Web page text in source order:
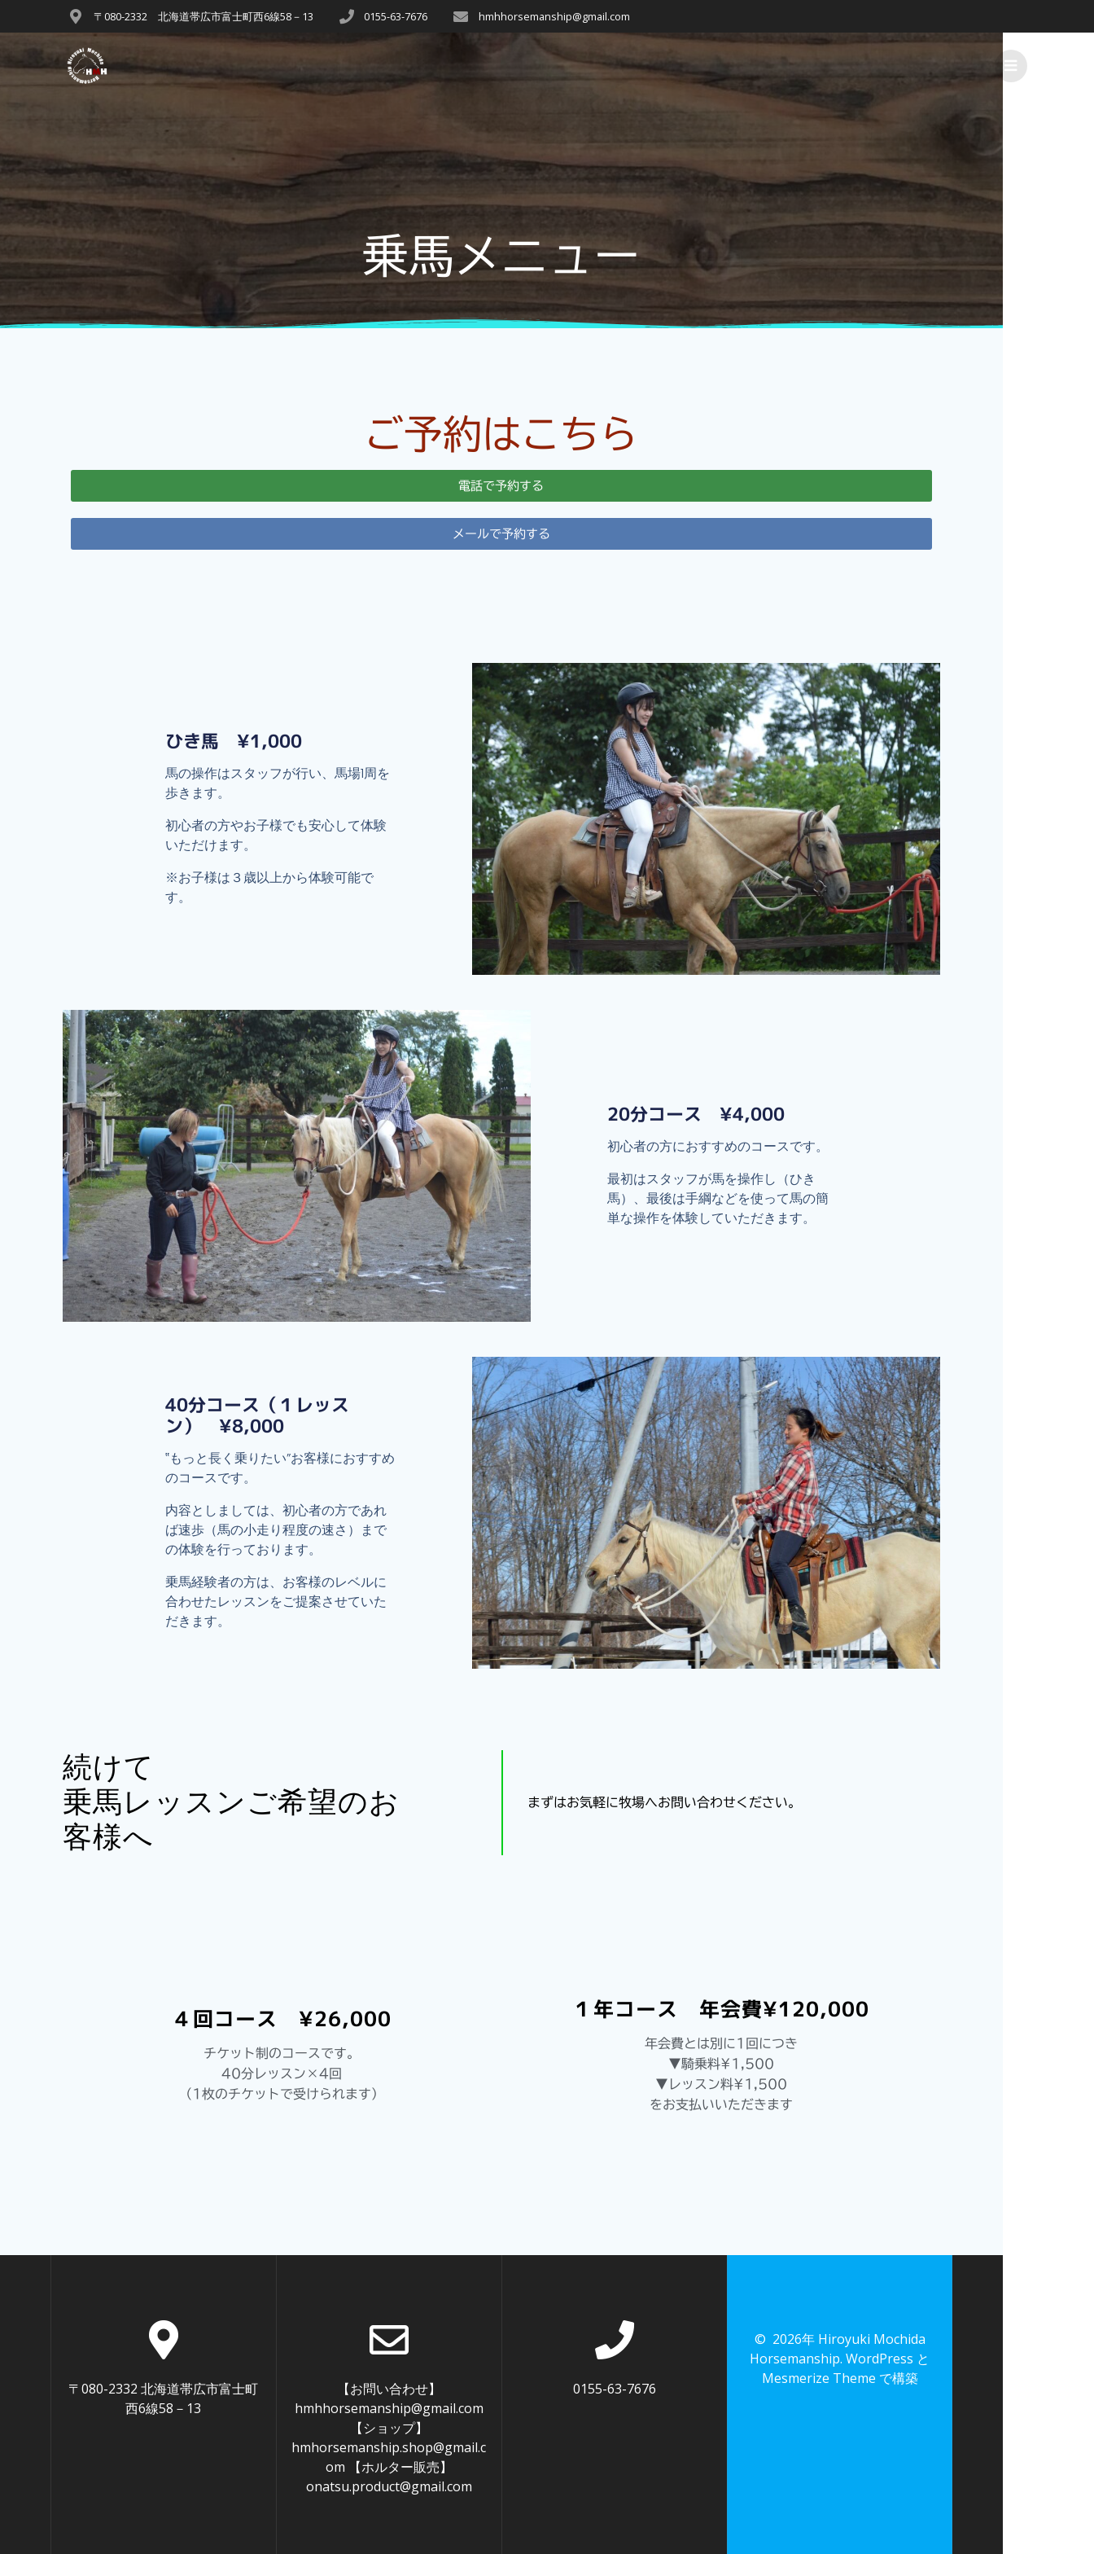
〒080-2332 北海道帯広市富士町西6線58－13 0155-63-7676 hmhhorsemanship@gmail.com
乗馬メニュー
ご予約はこちら
電話で予約する
メールで予約する
ひき馬 ¥1,000
馬の操作はスタッフが行い、馬場1周を
歩きます。
初心者の方やお子様でも安心して体験
いただけます。
※お子様は３歳以上から体験可能で
す。
20分コース ¥4,000
初心者の方におすすめのコースです。
最初はスタッフが馬を操作し（ひき
馬）、最後は手綱などを使って馬の簡
単な操作を体験していただきます。
40分コース（１レッス
ン） ¥8,000
‟もっと長く乗りたい”お客様におすすめ
のコースです。
内容としましては、初心者の方であれ
ば速歩（馬の小走り程度の速さ）まで
の体験を行っております。
乗馬経験者の方は、お客様のレベルに
合わせたレッスンをご提案させていた
だきます。
続けて
乗馬レッスンご希望のお
客様へ
まずはお気軽に牧場へお問い合わせください。
４回コース ¥26,000
チケット制のコースです。
40分レッスン×4回
（1枚のチケットで受けられます）
１年コース 年会費¥120,000
年会費とは別に1回につき
▼騎乗料¥1,500
▼レッスン料¥1,500
をお支払いいただきます
〒080-2332 北海道帯広市富士町
西6線58－13
【お問い合わせ】
hmhhorsemanship@gmail.com
【ショップ】
hmhorsemanship.shop@gmail.c
om 【ホルター販売】
onatsu.product@gmail.com
0155-63-7676
© 2026年 Hiroyuki Mochida
Horsemanship. WordPress と
Mesmerize Theme で構築